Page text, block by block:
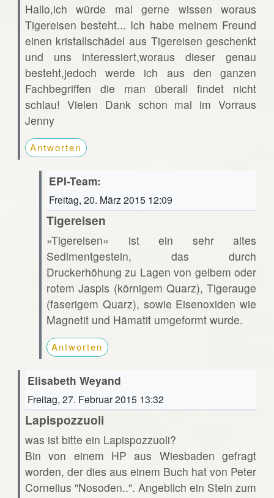
Hallo,ich würde mal gerne wissen woraus
Tigereisen besteht... Ich habe meinem Freund
einen kristallschädel aus Tigereisen geschenkt
und uns interessiert,woraus dieser genau
besteht,jedoch werde ich aus den ganzen
Fachbegriffen die man überall findet nicht
schlau! Vielen Dank schon mal im Vorraus
Jenny
Antworten
EPI-Team:
Freitag, 20. März 2015 12:09
Tigereisen
»Tigereisen« ist ein sehr altes
Sedimentgestein, das durch
Druckerhöhung zu Lagen von gelbem oder
rotem Jaspis (körnigem Quarz), Tigerauge
(faserigem Quarz), sowie Eisenoxiden wie
Magnetit und Hämatit umgeformt wurde.
Antworten
Elisabeth Weyand
Freitag, 27. Februar 2015 13:32
Lapispozzuoli
was ist bitte ein Lapispozzuoli?
Bin von einem HP aus Wiesbaden gefragt
worden, der dies aus einem Buch hat von Peter
Cornelius "Nosoden..". Angeblich ein Stein zum